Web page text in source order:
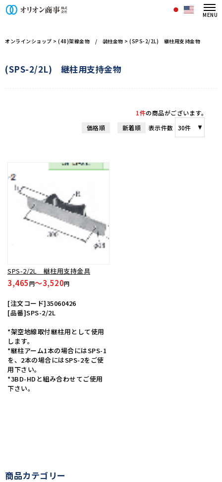
オリオン商事株式会社/商品一覧ペー
オンラインショップ > (48)架線金物 / 装柱金物 > (SPS-2/2L) 継柱用支持金物
(SPS-2/2L) 継柱用支持金物
1件の商品がございます。
価格順
新着順 表示件数
SPS-2/2L 継柱用支持金具
3,465円～3,520円
[注文コード]35060426
[品番]SPS-2/2L
*架空地線取付継柱用として使用
します。
*継柱アーム1本の場合にはSPS-1
を、2本の場合にはSPS-2をご使
用下さい。
*3BD-HDと組み合わせてご使用
下さい。
商品カテゴリー